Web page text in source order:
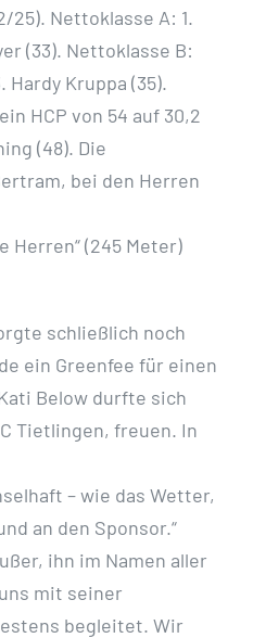
25). Nettoklasse A: 1.
(33). Nettoklasse B:
Hardy Kruppa (35).
HCP von 54 auf 30,2
(48). Die
bei den Herren
Herren“ (245 Meter)
schließlich noch
ein Greenfee für einen
Below durfte sich
Tietlingen, freuen. In
– wie das Wetter,
an den Sponsor.“
ihn im Namen aller
mit seiner
begleitet. Wir